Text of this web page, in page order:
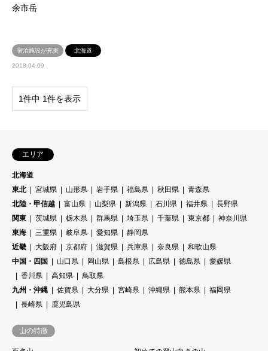
余市岳
宿泊施設が充実 北海道
2018.04.09
1件中 1件を表示
エリア
北海道
東北
宮城県 山形県 岩手県 福島県 秋田県
青森県
北陸・甲信越
富山県 山梨県 新潟県 石川県 福井県
長野県
関東
茨城県 栃木県 群馬県 埼玉県 千葉県 東京都
神奈川県
東海
三重県 岐阜県 愛知県
静岡県
近畿
大阪府 京都府 滋賀県 兵庫県 奈良県
和歌山県
中国・四国
山口県 岡山県 島根県 広島県 徳島県
愛媛県
香川県
高知県
鳥取県
九州・沖縄
佐賀県 大分県 宮崎県 沖縄県 熊本県
福岡県
長崎県
鹿児島県
山の特徴